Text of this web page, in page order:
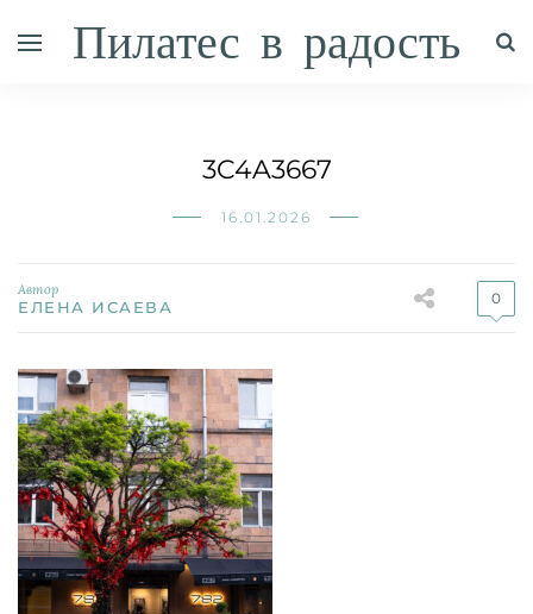
Пилатес в радость
3C4A3667
16.01.2026
Автор
ЕЛЕНА ИСАЕВА 0